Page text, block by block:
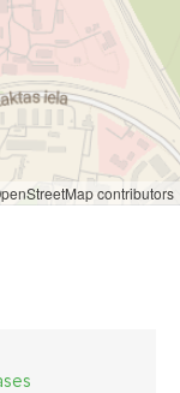
contributors